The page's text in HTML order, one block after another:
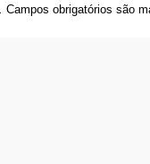
Campos obrigatórios são